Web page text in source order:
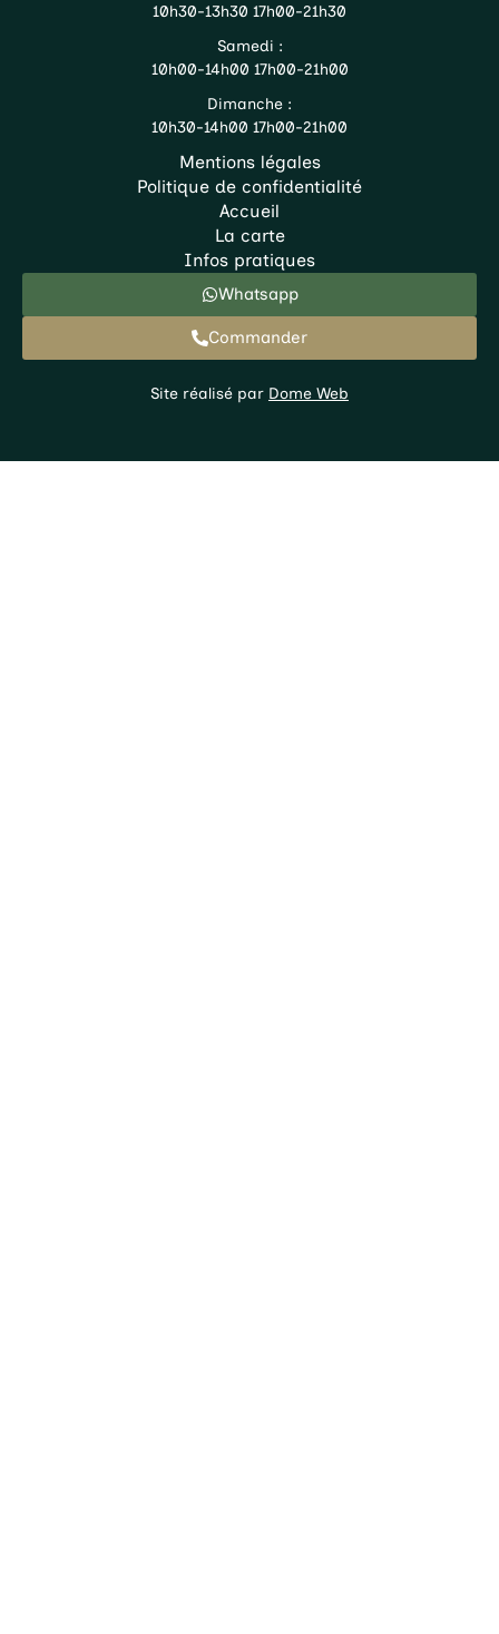
10h30-13h30 17h00-21h30
Samedi :
10h00-14h00 17h00-21h00
Dimanche :
10h30-14h00 17h00-21h00
Commander
Whatsapp
Accueil
La carte
Infos pratiques
Mentions légales
Politique de confidentialité
Site réalisé par Dome Web